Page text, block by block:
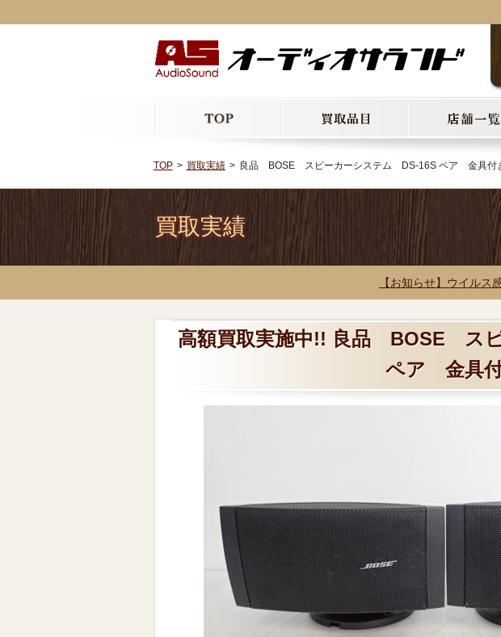
TOP 買取実績 良品 BOSE スピーカーシステム DS-16S ペア 金具付
買取実績
【お知らせ】ウイルス
高額買取実施中!! 良品 BOSE ス
ペア 金具